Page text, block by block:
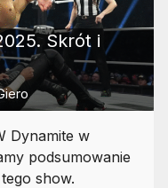
Skrót i
Dynamite w
podsumowanie
show.